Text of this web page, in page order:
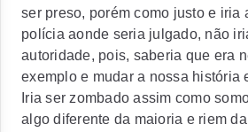
ser preso, porém como justo e iria
polícia aonde seria julgado, não
autoridade, pois, saberia que era
exemplo e mudar a nossa história
Iria ser zombado assim como
algo diferente da maioria e riem